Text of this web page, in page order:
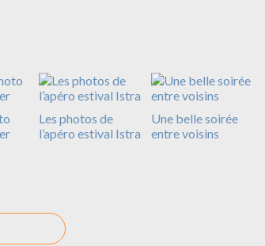
Les photos de
l’apéro estival Istra
Une belle soirée
entre voisins